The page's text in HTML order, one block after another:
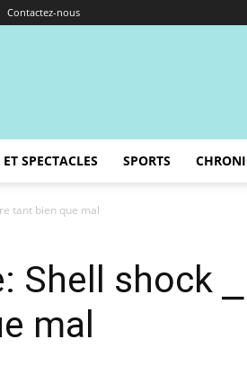
Contactez-nous
SPECTACLES SPORTS
tant bien que mal
shock ⎯
mal